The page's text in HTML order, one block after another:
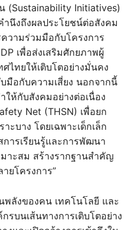
(Sustainability Initiatives)
ำนึงถึงผลประโยชน์ต่อสังคม
วามร่วมมือกับโครงการ
เพื่อส่งเสริมศักยภาพผู้
ไทยให้เติบโตอย่างมั่นคง
มือกับความเสี่ยง นอกจากนี้
ห้กับสังคมอย่างต่อเนื่อง
Net (THSN) เพื่อยก
บาง โดยเฉพาะเด็กเล็ก
ารเรียนรู้และการพัฒนา
าะสม สร้างรากฐานสำคัญ
ยโครงการ”
พลังของคน เทคโนโลยี และ
รบนเส้นทางการเติบโตอย่าง